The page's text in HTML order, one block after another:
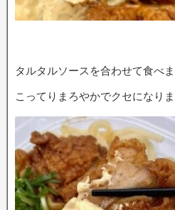
タルタルソースを合わせて食べま
こってりまろやかでクセになりま